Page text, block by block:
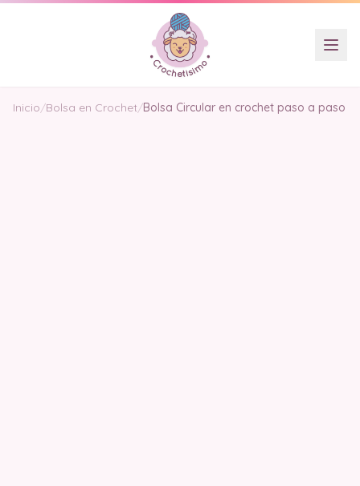
Inicio/Bolsa en Crochet/Bolsa Circular en crochet paso a paso